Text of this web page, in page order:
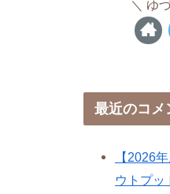
ゆ
最近のコメ
【2026
ウトプッ